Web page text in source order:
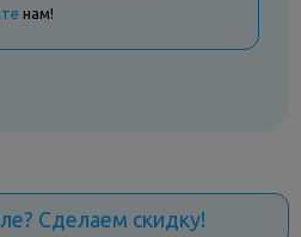
нам!
Сделаем скидку!